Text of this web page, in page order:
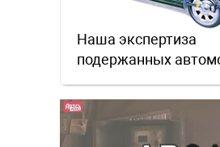
Наша экспертиза
подержанных